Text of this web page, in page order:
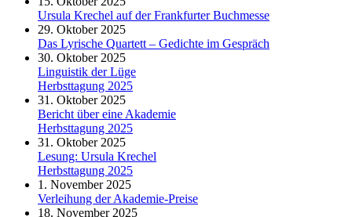
Ursula Krechel auf der Frankfurter Buchmesse
29. Oktober 2025
Das Lyrische Quartett – Gedichte im Gespräch
30. Oktober 2025
Linguistik der Lüge
Herbsttagung 2025
31. Oktober 2025
Bericht über eine Akademie
Herbsttagung 2025
31. Oktober 2025
Lesung: Ursula Krechel
Herbsttagung 2025
1. November 2025
Verleihung der Akademie-Preise
18. November 2025